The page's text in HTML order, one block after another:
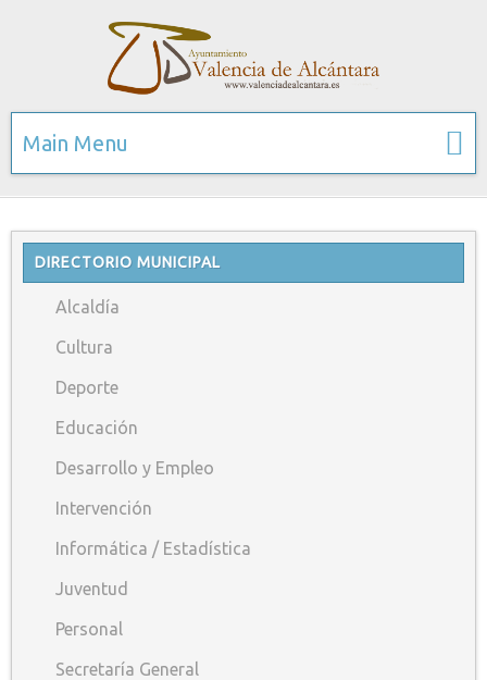
Main Menu
DIRECTORIO MUNICIPAL
Alcaldía
Cultura
Deporte
Educación
Desarrollo y Empleo
Intervención
Informática / Estadística
Juventud
Personal
Secretaría General